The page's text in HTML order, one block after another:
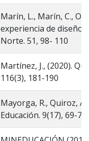
Marín, L., Marín, C.,
experiencia de diseño
Norte. 51, 98- 110
Martínez, J., (2020).
116(3), 181-190
Mayorga, R., Quiroz,
Educación. 9(17), 69-70